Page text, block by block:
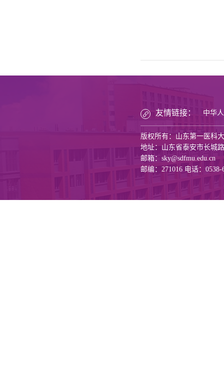
友情链接： 中华
版权所有：山东第一医科
地址：山东省泰安市长城
邮箱：sky@sdfmu.edu.cn
邮编：271016 电话：0538-